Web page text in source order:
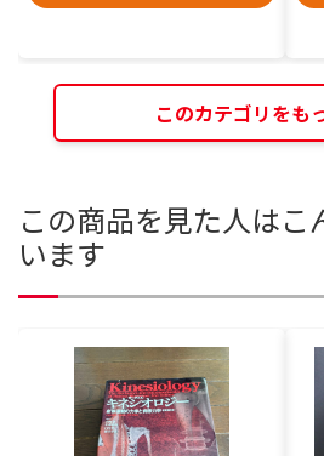
このカテゴリをも
この商品を見た人はこ
います